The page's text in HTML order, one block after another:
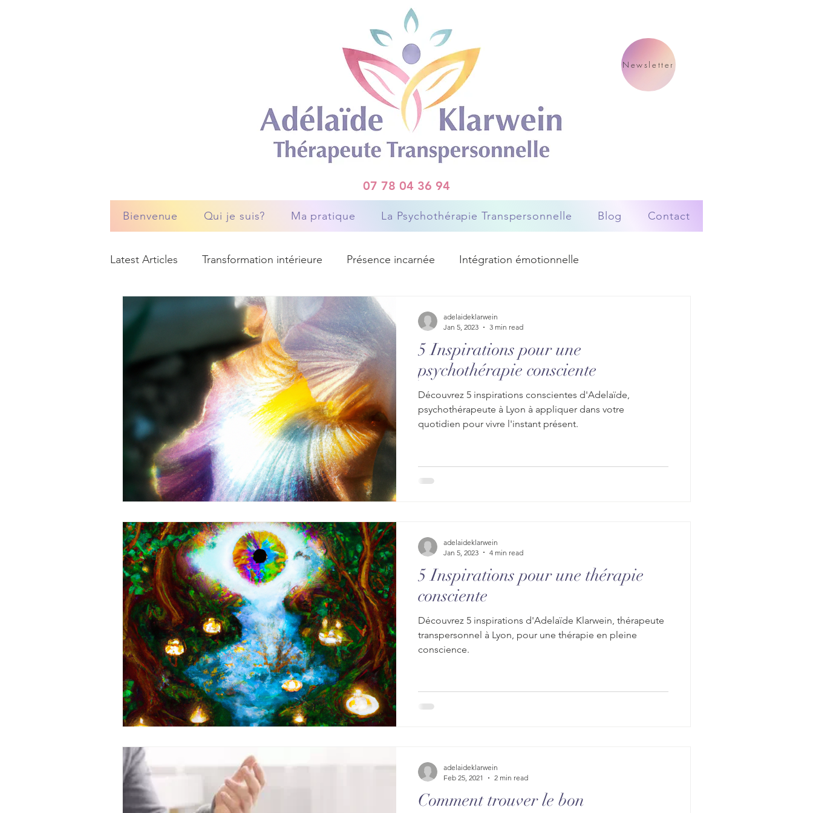
Newsletter
07 78 04 36 94
Bienvenue Qui je suis? Ma pratique La Psychothérapie Transpersonnelle Blog Contact
Latest Articles Transformation intérieure Présence incarnée Intégration émotionnelle
Spiritualité et psychologie Méditation Conscience
Connaissance de soi Psychothérapie Thérapie pleine conscience
Psychothérapie Transpersonnelle Comprendre la souffrance Guérison intérieure
5 Inspirations pour une
psychothérapie consciente
Découvrez 5 inspirations conscientes d'Adelaïde,
psychothérapeute à Lyon à appliquer dans votre
quotidien pour vivre l'instant présent.
adelaideklarwein
Jan 5, 2023
3 min read
5 Inspirations pour une thérapie
consciente
Découvrez 5 inspirations d'Adelaïde Klarwein, thérapeute
transpersonnel à Lyon, pour une thérapie en pleine
conscience.
adelaideklarwein
Jan 5, 2023
4 min read
Comment trouver le bon
adelaideklarwein
Feb 25, 2021
2 min read